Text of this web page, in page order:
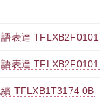
表達
表達
TFLXB1T3174 0B